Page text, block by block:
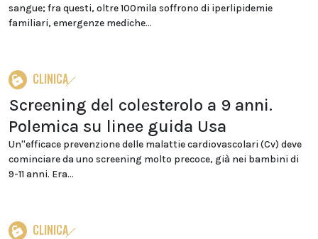
sangue; fra questi, oltre 100mila soffrono di iperlipidemie
familiari, emergenze mediche...
CLINICA
Screening del colesterolo a 9 anni.
Polemica su linee guida Usa
Un''efficace prevenzione delle malattie cardiovascolari (Cv) deve
cominciare da uno screening molto precoce, già nei bambini di
9-11 anni. Era...
CLINICA